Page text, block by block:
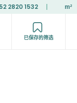
2820 1532 m²
已保存的筛选